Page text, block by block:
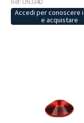
Accedi per conoscere
e acquistare